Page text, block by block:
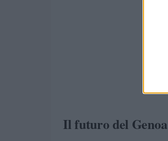
Il futuro del Genoa